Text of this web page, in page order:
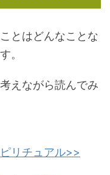
とはどんなことな
。
えながら読んでみ
リチュアル>>